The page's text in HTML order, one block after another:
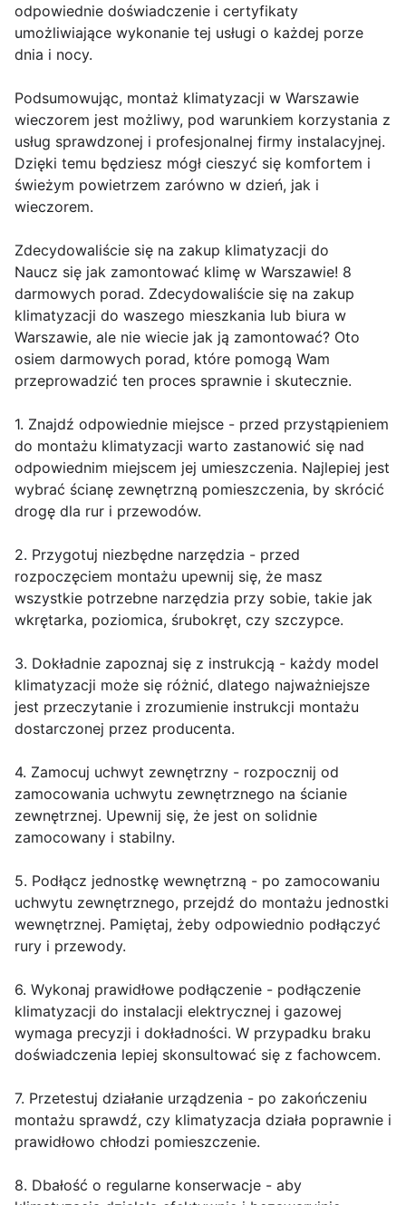
odpowiednie doświadczenie i certyfikaty
umożliwiające wykonanie tej usługi o każdej porze
dnia i nocy.
Podsumowując, montaż klimatyzacji w Warszawie
wieczorem jest możliwy, pod warunkiem korzystania z
usług sprawdzonej i profesjonalnej firmy instalacyjnej.
Dzięki temu będziesz mógł cieszyć się komfortem i
świeżym powietrzem zarówno w dzień, jak i
wieczorem.
Zdecydowaliście się na zakup klimatyzacji do
Naucz się jak zamontować klimę w Warszawie! 8
darmowych porad. Zdecydowaliście się na zakup
klimatyzacji do waszego mieszkania lub biura w
Warszawie, ale nie wiecie jak ją zamontować? Oto
osiem darmowych porad, które pomogą Wam
przeprowadzić ten proces sprawnie i skutecznie.
1. Znajdź odpowiednie miejsce - przed przystąpieniem
do montażu klimatyzacji warto zastanowić się nad
odpowiednim miejscem jej umieszczenia. Najlepiej jest
wybrać ścianę zewnętrzną pomieszczenia, by skrócić
drogę dla rur i przewodów.
2. Przygotuj niezbędne narzędzia - przed
rozpoczęciem montażu upewnij się, że masz
wszystkie potrzebne narzędzia przy sobie, takie jak
wkrętarka, poziomica, śrubokręt, czy szczypce.
3. Dokładnie zapoznaj się z instrukcją - każdy model
klimatyzacji może się różnić, dlatego najważniejsze
jest przeczytanie i zrozumienie instrukcji montażu
dostarczonej przez producenta.
4. Zamocuj uchwyt zewnętrzny - rozpocznij od
zamocowania uchwytu zewnętrznego na ścianie
zewnętrznej. Upewnij się, że jest on solidnie
zamocowany i stabilny.
5. Podłącz jednostkę wewnętrzną - po zamocowaniu
uchwytu zewnętrznego, przejdź do montażu jednostki
wewnętrznej. Pamiętaj, żeby odpowiednio podłączyć
rury i przewody.
6. Wykonaj prawidłowe podłączenie - podłączenie
klimatyzacji do instalacji elektrycznej i gazowej
wymaga precyzji i dokładności. W przypadku braku
doświadczenia lepiej skonsultować się z fachowcem.
7. Przetestuj działanie urządzenia - po zakończeniu
montażu sprawdź, czy klimatyzacja działa poprawnie i
prawidłowo chłodzi pomieszczenie.
8. Dbałość o regularne konserwacje - aby